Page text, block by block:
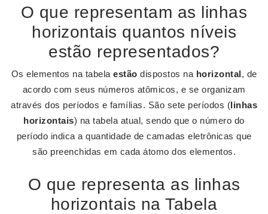
O que representam as linhas
horizontais quantos níveis
estão representados?
Os elementos na tabela estão dispostos na horizontal, de
acordo com seus números atômicos, e se organizam
através dos períodos e famílias. São sete períodos (linhas
horizontais) na tabela atual, sendo que o número do
período indica a quantidade de camadas eletrônicas que
são preenchidas em cada átomo dos elementos.
O que representa as linhas
horizontais na Tabela